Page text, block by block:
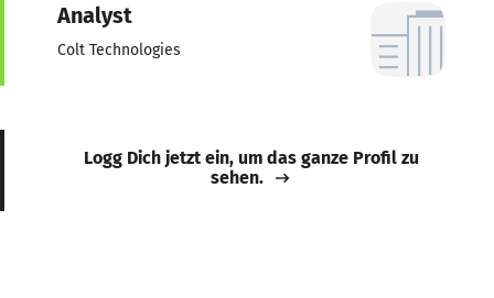
Analyst
Colt Technologies
Logg Dich jetzt ein, um das ganze Profil zu
sehen.